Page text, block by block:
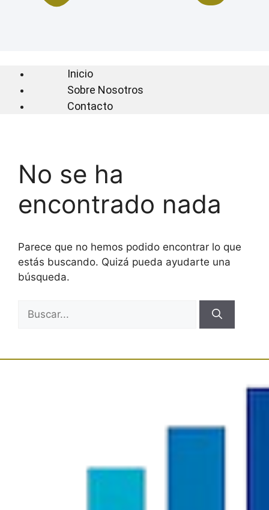
Inicio
Sobre Nosotros
Contacto
No se ha
encontrado nada
Parece que no hemos podido encontrar lo que
estás buscando. Quizá pueda ayudarte una
búsqueda.